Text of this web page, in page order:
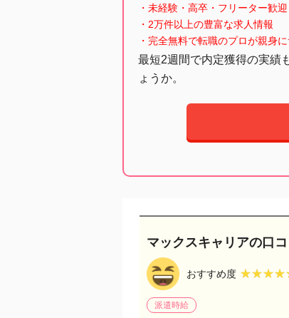
・未経験・高卒・フリーター歓迎
・2万件以上の豊富な求人情報
・完全無料で転職のプロが親身
最短2週間で内定獲得の実績
ょうか。
マックスキャリアの口
おすすめ度
派遣時給